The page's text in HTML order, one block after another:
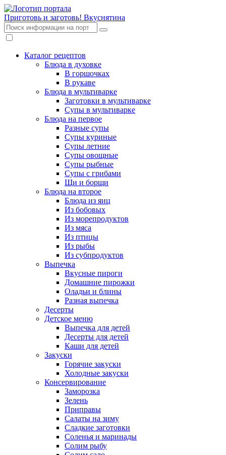
Приготовь и заготовь! Вкуснятина
Каталог рецептов
Блюда в духовке
В горшочках
В рукаве
Блюда в мультиварке
Заготовки в мультиварке
Супы в мультиварке
Блюда на первое
Разные супы
Супы куриные
Супы летние
Супы овощные
Супы рыбные
Супы с грибами
Щи и борщи
Блюда на второе
Блюда из яиц
Из бобовых
Из морепродуктов
Из мяса
Из птицы
Из рыбы
Из субпродуктов
Выпечка
Вкусные пироги
Домашние пирожки
Оладьи и блины
Разная выпечка
Десерты
Детское меню
Выпечка для детей
Десерты для детей
Каши для детей
Закуски
Горячие закуски
Холодные закуски
Консервирование
Заморозка
Зелень
Приправы
Салаты на зиму
Сладкие заготовки
Соленья и маринады
Солим рыбу